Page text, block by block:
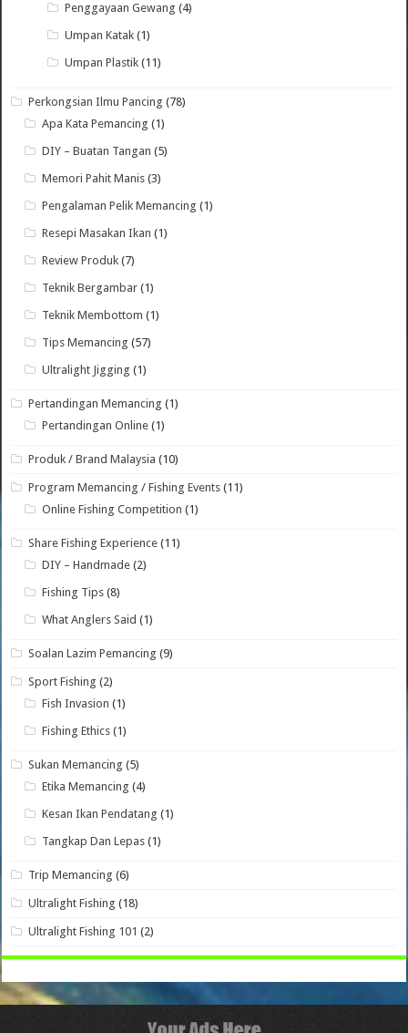
Penggayaan Gewang (4)
Umpan Katak (1)
Umpan Plastik (11)
Perkongsian Ilmu Pancing (78)
Apa Kata Pemancing (1)
DIY – Buatan Tangan (5)
Memori Pahit Manis (3)
Pengalaman Pelik Memancing (1)
Resepi Masakan Ikan (1)
Review Produk (7)
Teknik Bergambar (1)
Teknik Membottom (1)
Tips Memancing (57)
Ultralight Jigging (1)
Pertandingan Memancing (1)
Pertandingan Online (1)
Produk / Brand Malaysia (10)
Program Memancing / Fishing Events (11)
Online Fishing Competition (1)
Share Fishing Experience (11)
DIY – Handmade (2)
Fishing Tips (8)
What Anglers Said (1)
Soalan Lazim Pemancing (9)
Sport Fishing (2)
Fish Invasion (1)
Fishing Ethics (1)
Sukan Memancing (5)
Etika Memancing (4)
Kesan Ikan Pendatang (1)
Tangkap Dan Lepas (1)
Trip Memancing (6)
Ultralight Fishing (18)
Ultralight Fishing 101 (2)